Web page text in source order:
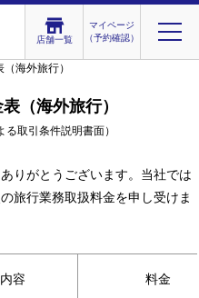
店舗一覧
マイページ
（予約確認）
海外旅行）
（海外旅行）
る取引条件説明書面）
りがとうございます。当社では
旅行業務取扱料金を申し受けま
内容 料金